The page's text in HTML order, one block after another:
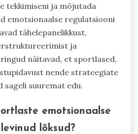
tekkimiseni ja mõjutada
emotsionaalse regulatsiooni
tähelepanelikkust,
ja
näitavad, et sportlased,
nende strateegiate
sageli suuremat edu.
emotsionaalse
lõksud?